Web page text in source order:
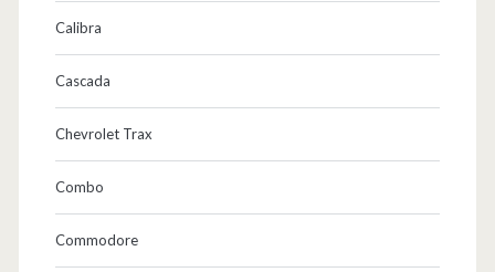
Calibra
Cascada
Chevrolet Trax
Combo
Commodore